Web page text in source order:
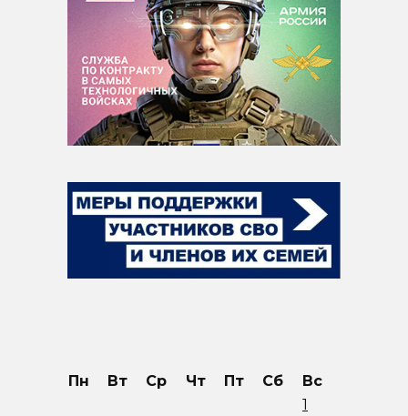
Пн Вт Ср Чт Пт Сб
Вс
1